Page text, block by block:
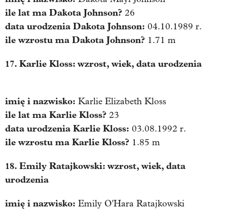
ile lat ma Dakota Johnson? 26
data urodzenia Dakota Johnson: 04.10.1989 r.
ile wzrostu ma Dakota Johnson? 1.71 m
17. Karlie Kloss: wzrost, wiek, data urodzenia
imię i nazwisko: Karlie Elizabeth Kloss
ile lat ma Karlie Kloss? 23
data urodzenia Karlie Kloss: 03.08.1992 r.
ile wzrostu ma Karlie Kloss? 1.85 m
18. Emily Ratajkowski: wzrost, wiek, data
urodzenia
imię i nazwisko: Emily O'Hara Ratajkowski